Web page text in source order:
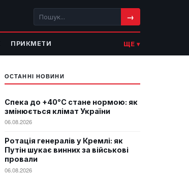
→
ПРИКМЕТИ ЩЕ ▾
ОСТАННІ НОВИНИ
Спека до +40°C стане нормою: як
змінюється клімат України
06.08.2026
Ротація генералів у Кремлі: як
Путін шукає винних за військові
провали
06.08.2026